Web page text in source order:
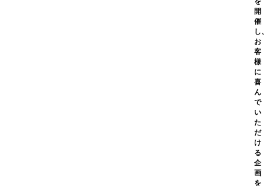
を
開
催
し
お
客
様
に
喜
ん
で
い
た
だ
け
る
企
画
を